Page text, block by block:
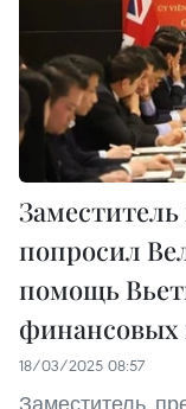
попросил
помощь
финансовых
18/03/2025 08:57